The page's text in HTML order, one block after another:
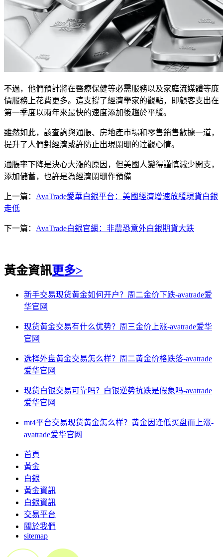
不過，他們預計將在醫療保健等必需服務以及家庭流媒體等廉
價服務上花費更多。這支撐了經濟學家的觀點，即顧客支出在
第一季度以兩年來最快的速度添加後趨於平緩。
雖然如此，該查詢與通脹、房地產市場和零售銷售數據一道，
提升了人們對經濟或許防止出現闌珊的達觀心情。
通脹率下降是決心大漲的原因，但美國人變得謹慎減少開支，
添加儲蓄，也許是為經濟闌珊作預備
上一篇： AvaTrade愛華白銀平台：美國經濟增速放緩現貨白銀
走低
下一篇： AvaTrade白銀官網：非農恐意外白銀期貨大跌
黃金資訊更多>
新手交易现货黄金如何开户？周二金价下跌-avatrade爱
华官网
现货黄金交易有什么优势？周三金价上涨-avatrade爱华
官网
选择外盘黄金交易怎么样？周二黄金价格跌落-avatrade
爱华官网
现货白银交易可靠吗？白银逆势抗跌是假象吗-avatrade
爱华官网
mt4平台交易现货黄金怎么样？黄金因逢低买盘而上涨-
avatrade爱华官网
首頁
黃金
白銀
黃金資訊
白銀資訊
交易平台
關於我們
sitemap